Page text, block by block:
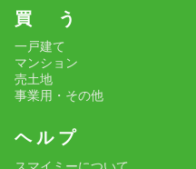
買 う
一戸建て
マンション
売土地
事業用・その他
ヘ ル プ
スマイミーについて